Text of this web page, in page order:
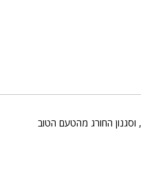
וסגנון החורג מהטעם הטוב